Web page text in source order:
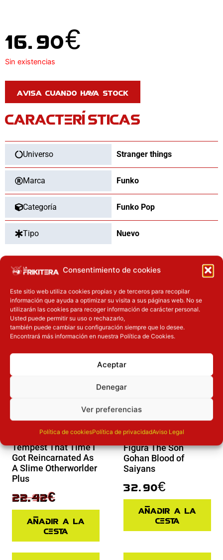
Consentimiento de cookies
Este sitio web utiliza cookies propias y de terceros para recopilar
información que ayuda a optimizar su visita a sus páginas web. No se
utilizarán las cookies para recoger información de carácter personal.
Usted puede permitir su uso o rechazarlo,
también puede cambiar su configuración siempre que lo desee.
Encontrará más información en nuestra Política de Cookies.
Aceptar
Denegar
Ver preferencias
Política de cookiesPolítica de privacidadAviso Legal
16.90€
Sin existencias
CARACTERÍSTICAS
Universo Stranger things
Marca Funko
Categoría Funko Pop
Tipo Nuevo
OTROS PRODUCTOS QUE TE
PUEDEN INTERESAR
Inicie sesión
Figura Rimuru
Tempest That Time I
Got Reincarnated As
A Slime Otherworlder
Plus
29.90€
El precio original era: 29.90€.
22.42€
El precio actual es: 22.42€.
Añadir a la
cesta
Inicie sesión
Novedades
Figura The Son
Gohan Blood of
Saiyans
32.90€
Añadir a la
cesta